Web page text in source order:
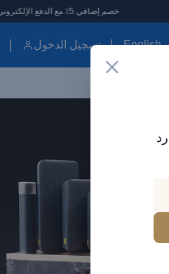
خصم إضافي 5٪ مع الدفع الإلكتروني
English تسجيل الدخول